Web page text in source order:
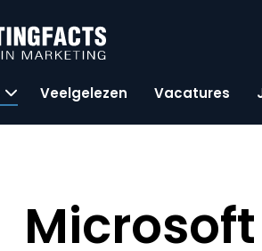
Veelgelezen Vacatures